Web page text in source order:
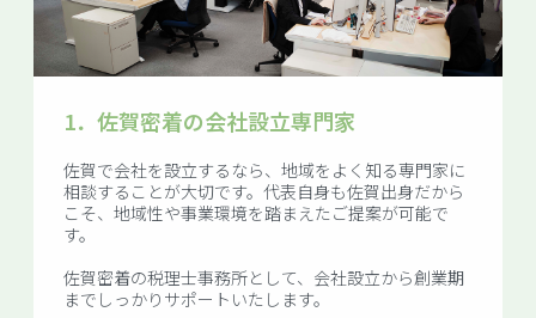
1． 佐賀密着の会社設立専門家
佐賀で会社を設立するなら、地域をよく知る専門家に
相談することが大切です。代表自身も佐賀出身だから
こそ、地域性や事業環境を踏まえたご提案が可能で
す。
佐賀密着の税理士事務所として、会社設立から創業期
までしっかりサポートいたします。